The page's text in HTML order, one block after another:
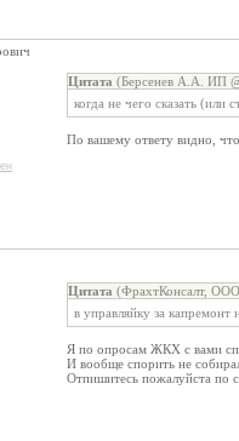
Цитата (Берсенев А.А. ИП
когда не чего сказать (или
По вашему ответу видно,
Цитата (ФрахтКонсалт,
в управляйку за капремонт
Я по опросам ЖКХ с вами
И вообще спорить не
Отпишитесь пожалуйста по